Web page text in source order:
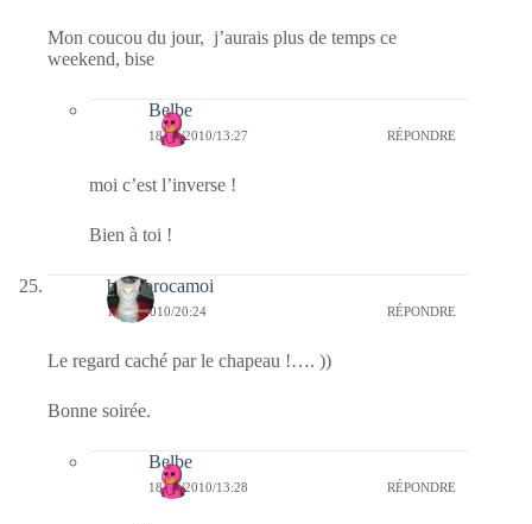
Mon coucou du jour, j’aurais plus de temps ce
weekend, bise
Belbe
18/12/2010/13:27 RÉPONDRE
moi c’est l’inverse !
Bien à toi !
bricabrocamoi
16/12/2010/20:24 RÉPONDRE
Le regard caché par le chapeau !…. ))
Bonne soirée.
Belbe
18/12/2010/13:28 RÉPONDRE